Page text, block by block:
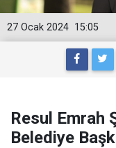
15:05
27 Ocak 2024
Resul Emrah
Belediye